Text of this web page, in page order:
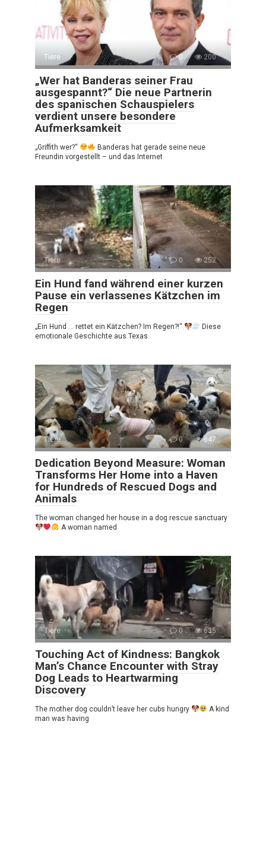
Tiere 0 200
„Wer hat Banderas seiner Frau
ausgespannt?“ Die neue Partnerin
des spanischen Schauspielers
verdient unsere besondere
Aufmerksamkeit
„Griffith wer?“
Banderas hat gerade seine neue
Freundin vorgestellt – und das Internet
Tiere 0 252
Ein Hund fand während einer kurzen
Pause ein verlassenes Kätzchen im
Regen
„Ein Hund … rettet ein Kätzchen? Im Regen?!“
Diese
emotionale Geschichte aus Texas
Tiere 0 647
Dedication Beyond Measure: Woman
Transforms Her Home into a Haven
for Hundreds of Rescued Dogs and
Animals
The woman changed her house in a dog rescue sanctuary
A woman named
Tiere 0 635
Touching Act of Kindness: Bangkok
Man’s Chance Encounter with Stray
Dog Leads to Heartwarming
Discovery
The mother dog couldn’t leave her cubs hungry
A kind
man was having